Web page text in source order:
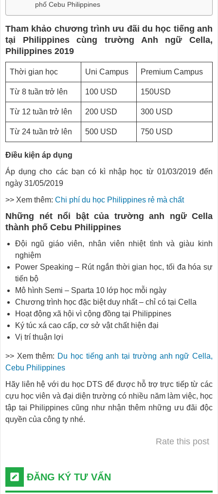
phố Cebu Philippines
Tham khảo chương trình ưu đãi du học tiếng anh
tại Philippines cùng trường Anh ngữ Cella,
Philippines 2019
Thời gian học Uni Campus Premium Campus
Từ 8 tuần trở lên 100 USD 150USD
Từ 12 tuần trở lên 200 USD 300 USD
Từ 24 tuần trở lên 500 USD 750 USD
Điều kiện áp dụng
Áp dụng cho các bạn có kì nhập học từ 01/03/2019 đến
ngày 31/05/2019
>> Xem thêm: Chi phí du học Philippines rẻ mà chất
Những nét nổi bật của trường anh ngữ Cella
thành phố Cebu Philippines
Đội ngũ giáo viên, nhân viên nhiệt tình và giàu kinh
nghiệm
Power Speaking – Rút ngắn thời gian học, tối đa hóa sự
tiến bộ
Mô hình Semi – Sparta 10 lớp học mỗi ngày
Chương trình học đặc biệt duy nhất – chỉ có tại Cella
Hoạt động xã hội vì cộng đồng tại Philippines
Ký túc xá cao cấp, cơ sở vật chất hiện đại
Vị trí thuận lợi
>> Xem thêm: Du học tiếng anh tại trường anh ngữ Cella,
Cebu Philippines
Hãy liên hệ với du học DTS để được hỗ trợ trực tiếp từ các
cựu học viên và đại diện trường có nhiều năm làm việc, học
tập tại Philippines cũng như nhận thêm những ưu đãi độc
quyền của công ty nhé.
Rate this post
ĐĂNG KÝ TƯ VẤN